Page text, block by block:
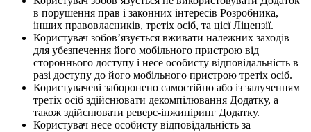
в порушення прав і законних інтересів Розробника,
інших правовласників, третіх осіб, та цієї Ліцензії.
Користувач зобов’язується вживати належних заходів
для убезпечення його мобільного пристрою від
стороннього доступу і несе особисту відповідальність в
разі доступу до його мобільного пристрою третіх осіб.
Користувачеві заборонено самостійно або із залученням
третіх осіб здійснювати декомпілювання Додатку, а
також здійснювати реверс-інжиніринг Додатку.
Користувач несе особисту відповідальність за